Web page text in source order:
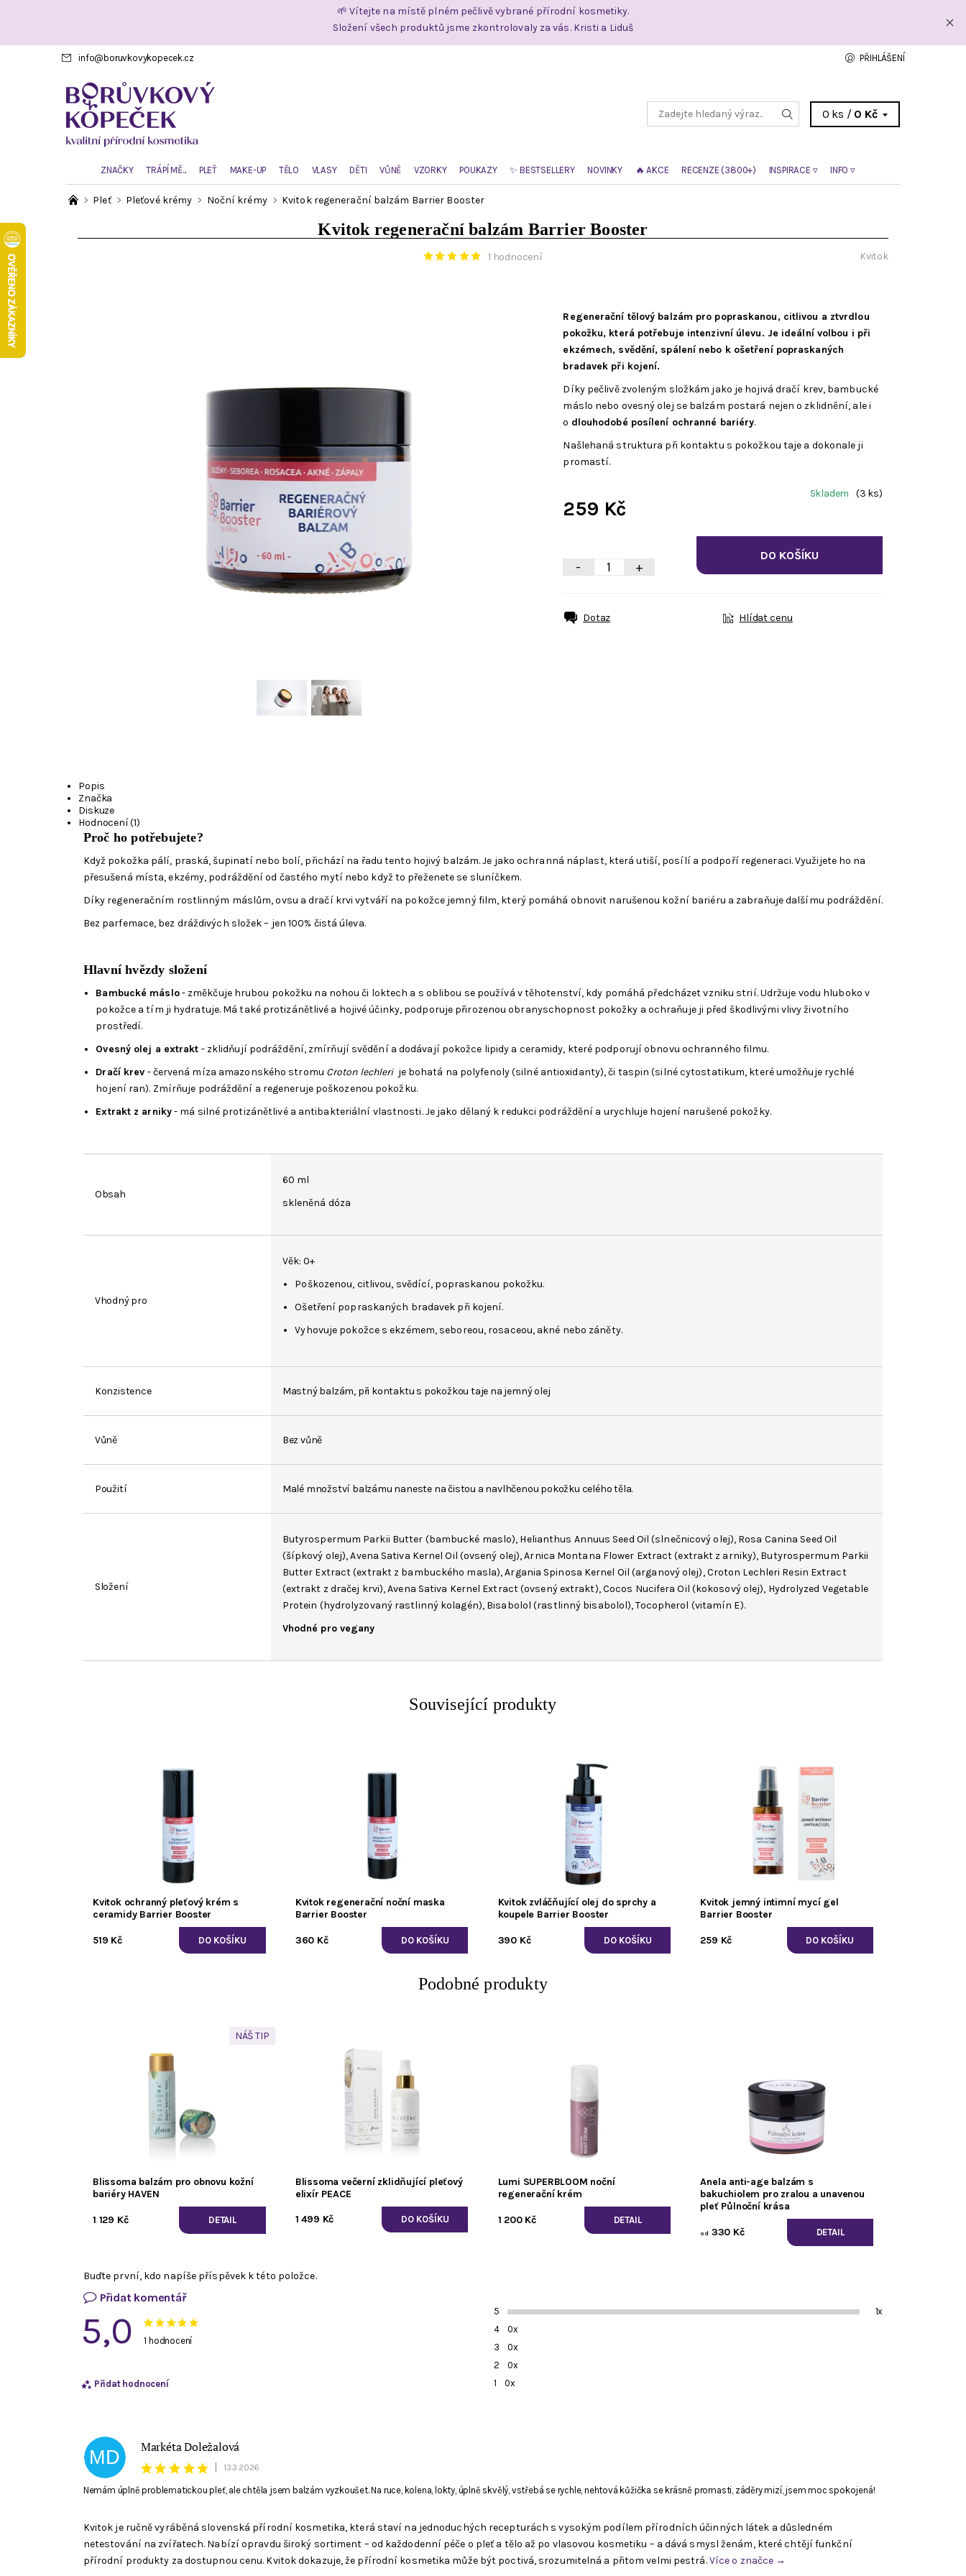
🌱 Vítejte na místě plném pečlivě vybrané přírodní kosmetiky.
Složení všech produktů jsme zkontrolovaly za vás. Kristi a Liduš
info@ boruvkovykopecek.cz PŘIHLÁŠENÍ
0 ks / 0 Kč
ZNAČKY TRÁPÍ MĚ... PLEŤ MAKE-UP TĚLO VLASY DĚTI VŮNĚ VZORKY POUKAZY ✨ BESTSELLERY NOVINKY 🔥 AKCE RECENZE (3800+) INSPIRACE ▿ INFO ▿
Pleť Pleťové krémy Noční krémy Kvitok regenerační balzám Barrier Booster
Kvitok regenerační balzám Barrier Booster
1 hodnocení Kvitok
Regenerační tělový balzám pro popraskanou, citlivou a ztvrdlou
pokožku, která potřebuje intenzivní úlevu. Je ideální volbou i při
ekzémech, svědění, spálení nebo k ošetření popraskaných
bradavek při kojení.
Díky pečlivě zvoleným složkám jako je hojivá dračí krev, bambucké
máslo nebo ovesný olej se balzám postará nejen o zklidnění, ale i
o dlouhodobé posílení ochranné bariéry.
Našlehaná struktura při kontaktu s pokožkou taje a dokonale ji
promastí.
(3 ks)
Skladem
259 Kč
- +
Dotaz Hlídat cenu
Popis
Značka
Diskuze
Hodnocení (1)
Proč ho potřebujete?
Když pokožka pálí, praská, šupinatí nebo bolí, přichází na řadu tento hojivý balzám. Je jako ochranná náplast, která utiší, posílí a podpoří regeneraci. Využijete ho na
přesušená místa, ekzémy, podráždění od častého mytí nebo když to přeženete se sluníčkem.
Díky regeneračním rostlinným máslům, ovsu a dračí krvi vytváří na pokožce jemný film, který pomáhá obnovit narušenou kožní bariéru a zabraňuje dalšímu podráždění.
Bez parfemace, bez dráždivých složek – jen 100% čistá úleva.
Hlavní hvězdy složení
Bambucké máslo- změkčuje hrubou pokožku na nohou či loktech a s oblibou se používá v těhotenství, kdy pomáhá předcházet vzniku strií. Udržuje vodu hluboko v
pokožce a tím ji hydratuje. Má také protizánětlivé a hojivé účinky, podporuje přirozenou obranyschopnost pokožky a ochraňuje ji před škodlivými vlivy životního
prostředí.
Ovesný olej a extrakt - zklidňují podráždění, zmírňují svědění a dodávají pokožce lipidy a ceramidy, které podporují obnovu ochranného filmu.
Dračí krev - červená míza amazonského stromu Croton lechleri je bohatá na polyfenoly (silné antioxidanty), či taspin (silné cytostatikum, které umožňuje rychlé
hojení ran). Zmírňuje podráždění a regeneruje poškozenou pokožku.
Extrakt z arniky- má silné protizánětlivé a antibakteriální vlastnosti. Je jako dělaný k redukci podráždění a urychluje hojení narušené pokožky.
Obsah
60 ml
skleněná dóza
Vhodný pro
Věk: 0+
Poškozenou, citlivou, svědící, popraskanou pokožku.
Ošetření popraskaných bradavek při kojení.
Vyhovuje pokožce s ekzémem, seboreou, rosaceou, akné nebo záněty.
Konzistence Mastný balzám, při kontaktu s pokožkou taje na jemný olej
Vůně Bez vůně
Použití Malé množství balzámu naneste na čistou a navlhčenou pokožku celého těla.
Složení
Butyrospermum Parkii Butter (bambucké maslo), Helianthus Annuus Seed Oil (slnečnicový olej), Rosa Canina Seed Oil
(šípkový olej),Avena Sativa Kernel Oil (ovsený olej), Arnica Montana Flower Extract (extrakt z arniky), Butyrospermum Parkii
Butter Extract (extrakt z bambuckého masla),Argania Spinosa Kernel Oil (arganový olej), Croton Lechleri Resin Extract
(extrakt z dračej krvi), Avena Sativa Kernel Extract (ovsený extrakt),Cocos Nucifera Oil (kokosový olej), Hydrolyzed Vegetable
Protein (hydrolyzovaný rastlinný kolagén), Bisabolol (rastlinný bisabolol),Tocopherol (vitamín E).
Vhodné pro vegany
Související produkty
Kvitok ochranný pleťový krém s
ceramidy Barrier Booster
519 Kč
Kvitok regenerační noční maska
Barrier Booster
360 Kč
Kvitok zvláčňující olej do sprchy a
koupele Barrier Booster
390 Kč
Kvitok jemný intimní mycí gel
Barrier Booster
259 Kč
Podobné produkty
NÁŠ TIP
Blissoma balzám pro obnovu kožní
bariéry HAVEN
1 129 Kč DETAIL
Blissoma večerní zklidňující pleťový
elixír PEACE
1 499 Kč
Lumi SUPERBLOOM noční
regenerační krém
1 200 Kč DETAIL
Anela anti-age balzám s
bakuchiolem pro zralou a unavenou
pleť Půlnoční krása
od 330 Kč DETAIL
Buďte první, kdo napíše příspěvek k této položce.
Přidat komentář
5,0 1 hodnocení
Přidat hodnocení
5
1x
4
0x
3
0x
2
0x
1
0x
MD
Markéta Doležalová
13.3.2026
Nemám úplně problematickou pleť, ale chtěla jsem balzám vyzkoušet. Na ruce, kolena, lokty, úplně skvělý, vstřebá se rychle, nehtová kůžička se krásně promasti, záděry mizí, jsem moc spokojená!
Kvitok je ručně vyráběná slovenská přírodní kosmetika, která staví na jednoduchých recepturách s vysokým podílem přírodních účinných látek a důsledném
netestování na zvířatech. Nabízí opravdu široký sortiment – od každodenní péče o pleť a tělo až po vlasovou kosmetiku – a dává smysl ženám, které chtějí funkční
přírodní produkty za dostupnou cenu. Kvitok dokazuje, že přírodní kosmetika může být poctivá, srozumitelná a přitom velmi pestrá.Více o značce →